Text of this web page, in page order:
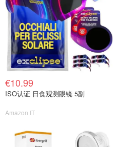
€10.99
ISO认证 日食观测眼镜 5副
Amazon IT